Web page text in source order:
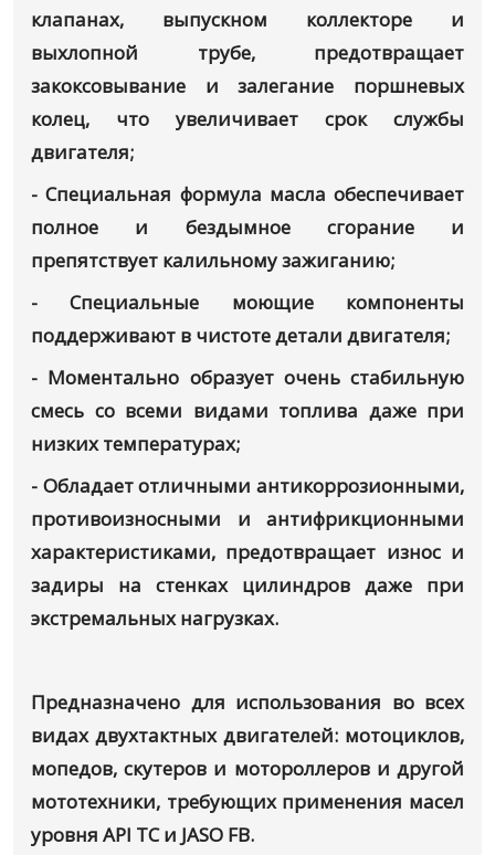
клапанах, выпускном коллекторе и
выхлопной трубе, предотвращает
закоксовывание и залегание поршневых
колец, что увеличивает срок службы
двигателя;
- Специальная формула масла обеспечивает
полное и бездымное сгорание и
препятствует калильному зажиганию;
- Специальные моющие компоненты
поддерживают в чистоте детали двигателя;
- Моментально образует очень стабильную
смесь со всеми видами топлива даже при
низких температурах;
- Обладает отличными антикоррозионными,
противоизносными и антифрикционными
характеристиками, предотвращает износ и
задиры на стенках цилиндров даже при
экстремальных нагрузках.
Предназначено для использования во всех
видах двухтактных двигателей: мотоциклов,
мопедов, скутеров и мотороллеров и другой
мототехники, требующих применения масел
уровня API TC и JASO FB.